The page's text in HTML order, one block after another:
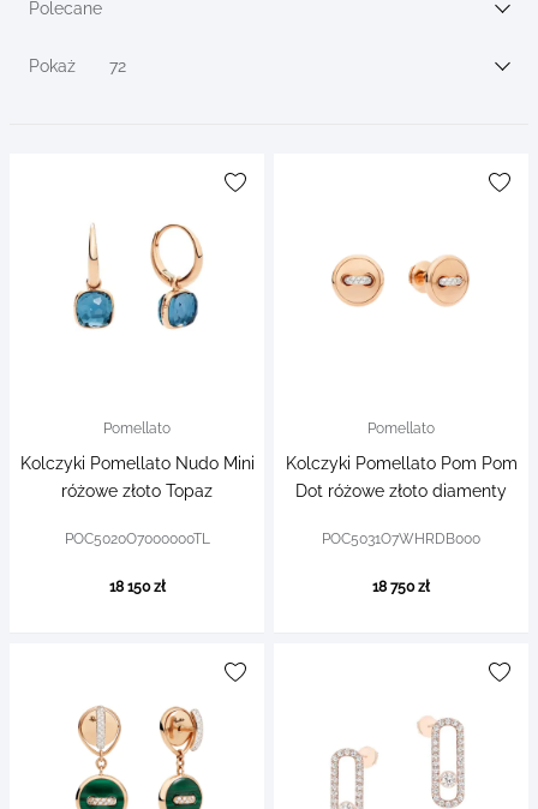
Sortuj wg
Polecane
Pokaż 72
Pomellato
Kolczyki Pomellato Nudo Mini
różowe złoto Topaz
POC5020O7000000TL
18 150 zł
Pomellato
Kolczyki Pomellato Pom Pom
Dot różowe złoto diamenty
POC5031O7WHRDB000
18 750 zł